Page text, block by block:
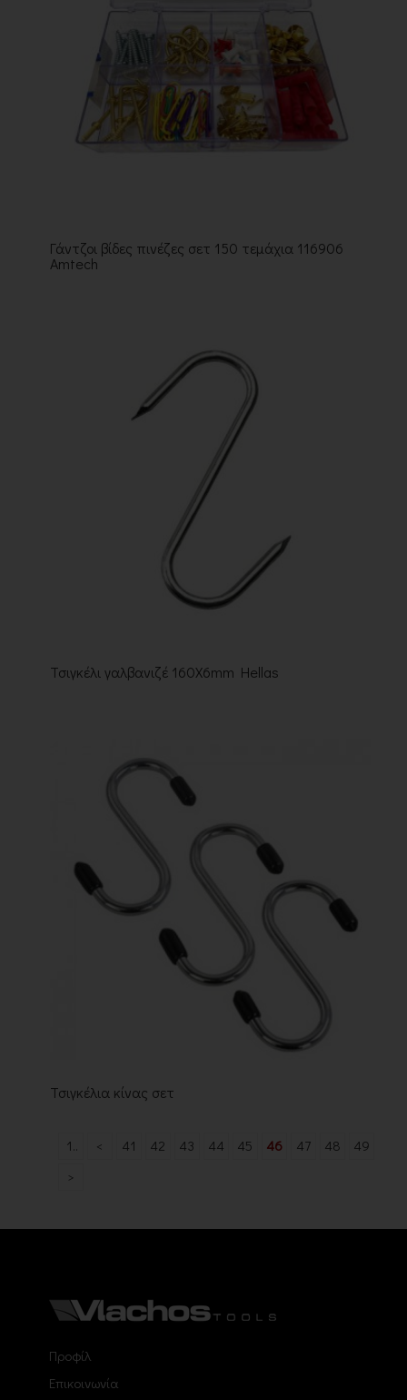
Γάντζοι βίδες πινέζες σετ 150 τεμάχια 116906
Amtech
Τσιγκέλι γαλβανιζέ 160X6mm Hellas
Τσιγκέλια κίνας σετ
1.. < 41 42 43 44 45 46 47 48
49
>
Προφίλ
Επικοινωνία